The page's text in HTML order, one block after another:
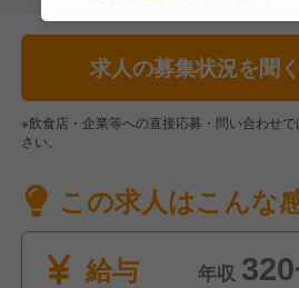
求人の募集状況を聞く
※飲食店・企業等への直接応募・問い合わせ
さい。
この求人はこんな
給与
年収